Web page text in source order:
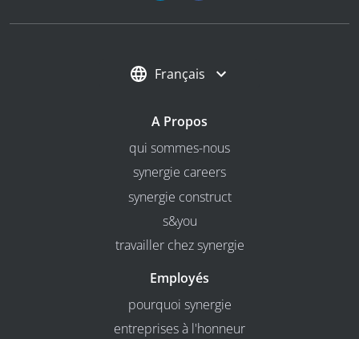
Français
A Propos
qui sommes-nous
synergie careers
synergie construct
s&you
travailler chez synergie
Employés
pourquoi synergie
entreprises à l'honneur